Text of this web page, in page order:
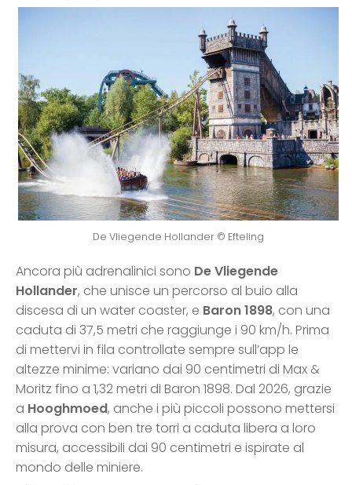
De Vliegende Hollander © Efteling
Ancora più adrenalinici sono De Vliegende
Hollander, che unisce un percorso al buio alla
discesa di un water coaster, e Baron 1898, con una
caduta di 37,5 metri che raggiunge i 90 km/h. Prima
di mettervi in fila controllate sempre sull’app le
altezze minime: variano dai 90 centimetri di Max &
Moritz fino a 1,32 metri di Baron 1898. Dal 2026, grazie
a Hooghmoed, anche i più piccoli possono mettersi
alla prova con ben tre torri a caduta libera a loro
misura, accessibili dai 90 centimetri e ispirate al
mondo delle miniere.